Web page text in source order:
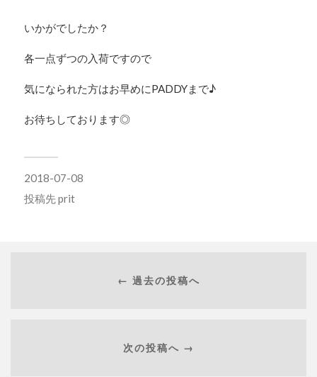
いかがでしたか？
各一点ずつの入荷ですので
気になられた方はお早めにPADDYまで♪
お待ちしております◎
2018-07-08
投稿先prit
← 過去の投稿へ
次の投稿へ →